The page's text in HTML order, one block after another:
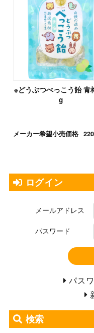
※どうぶつべっこう飴 青
g
メーカー希望小売価格
ログイン
メールアドレス
パスワード
パス
検索